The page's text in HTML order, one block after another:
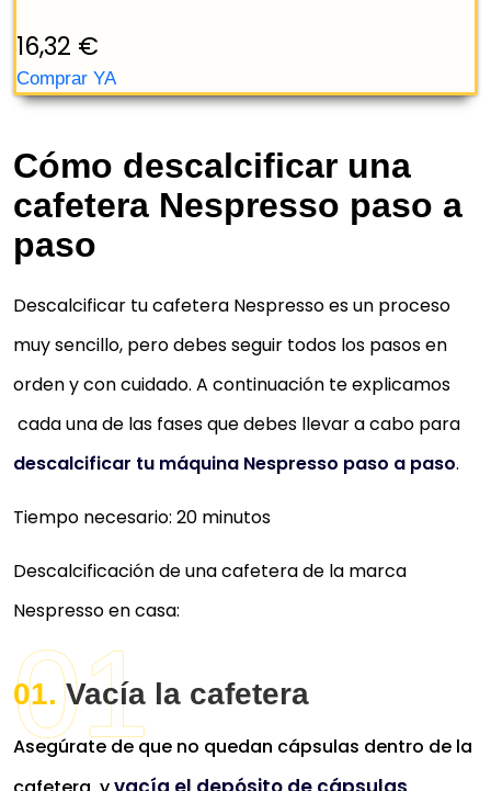
DESCALCIFICADOR DELONGHI
Capacidad 500 ml (hasta 4 descalcificaciones)
Descalcificante universal Delonghi
Compatible con cafeteras superautomáticas
Delonghi
Cómo descalcificar una
cafetera Nespresso paso a
paso
Descalcificar tu cafetera Nespresso es un proceso
muy sencillo, pero debes seguir todos los pasos en
orden y con cuidado. A continuación te explicamos
cada una de las fases que debes llevar a cabo para
descalcificar tu máquina Nespresso paso a paso.
Tiempo necesario: 20 minutos
Descalcificación de una cafetera de la marca
Nespresso en casa:
Vacía la cafetera
Asegúrate de que no quedan cápsulas dentro de la